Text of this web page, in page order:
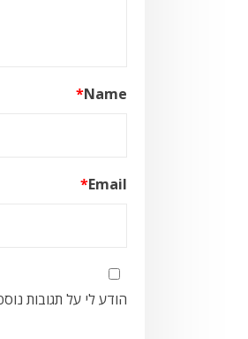
Name
*
Email
*
הודע לי על תגובות